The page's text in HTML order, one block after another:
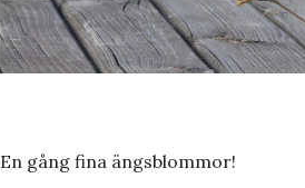
En gång fina ängsblommor!